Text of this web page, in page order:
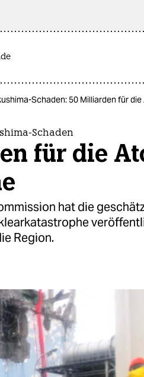
Schaden: 50 Milliarden für
Schaden
für die
hat die
Region.